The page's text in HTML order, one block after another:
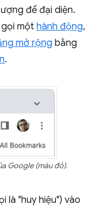
để đại diện.
một hành động,
mở rộng bằng
.
Google (màu đỏ).
là "huy hiệu") vào